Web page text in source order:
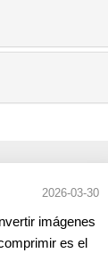
2026-03-30
imágenes
es el